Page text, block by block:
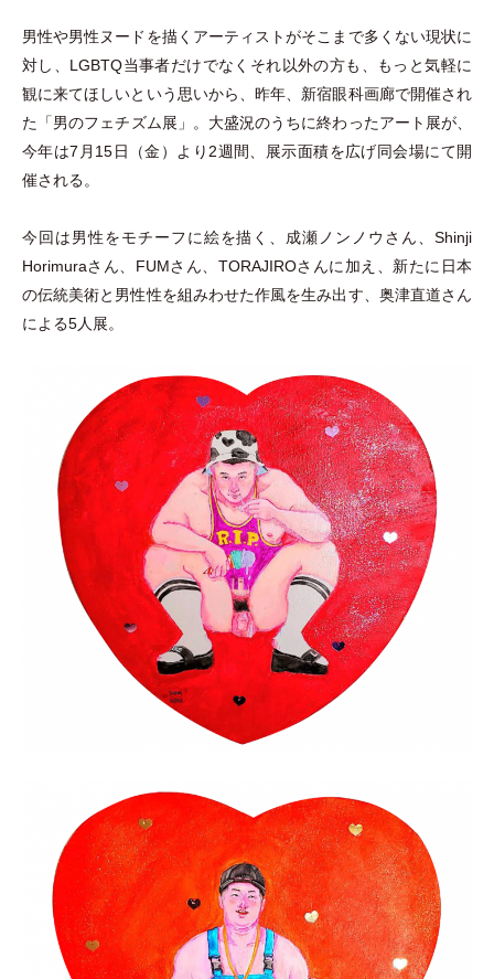
男性や男性ヌードを描くアーティストがそこまで多くない現状に
対し、LGBTQ当事者だけでなくそれ以外の方も、もっと気軽に
観に来てほしいという思いから、昨年、新宿眼科画廊で開催され
た 「男のフェチズム展 」
。大盛況のうちに終わったアート展が、
今年は7月15日
（金 ）
より2週間、展示面積を広げ同会場にて開
催される。
今回は男性をモチーフに絵を描く、成瀬ノンノウさん、Shinji
Horimuraさん、FUMさん、TORAJIROさんに加え、新たに日本
の伝統美術と男性性を組みわせた作風を生み出す、奥津直道さん
による5人展。